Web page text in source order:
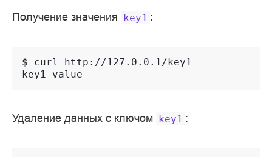
Получение значения key1 :
$ curl
key1 value
Удаление данных с ключом key1 :